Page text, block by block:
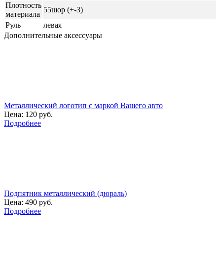
Плотность
материала
55шор (+-3)
Руль
левая
Дополнительные аксессуары
Металлический логотип с маркой Вашего авто
Цена: 120 руб.
Подробнее
Подпятник металлический (дюраль)
Цена: 490 руб.
Подробнее